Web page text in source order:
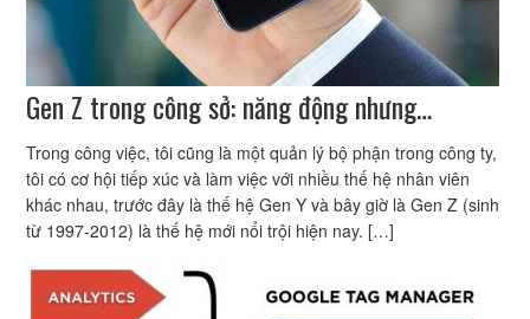
Gen Z trong công sở: năng động nhưng…
Trong công việc, tôi cũng là một quản lý bộ phận trong công ty,
tôi có cơ hội tiếp xúc và làm việc với nhiều thế hệ nhân viên
khác nhau, trước đây là thế hệ Gen Y và bây giờ là Gen Z (sinh
từ 1997-2012) là thế hệ mới nổi trội hiện nay. […]